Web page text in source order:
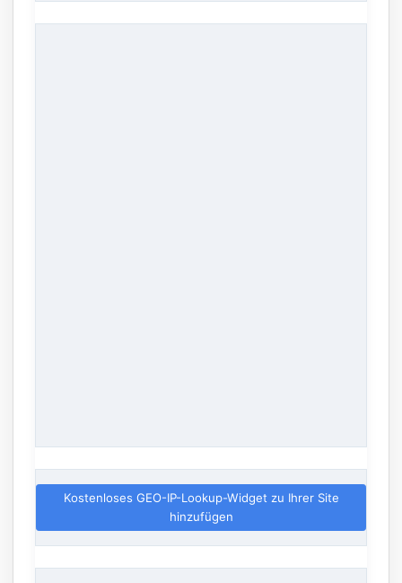
Kostenloses GEO-IP-Lookup-Widget zu Ihrer Site
hinzufügen